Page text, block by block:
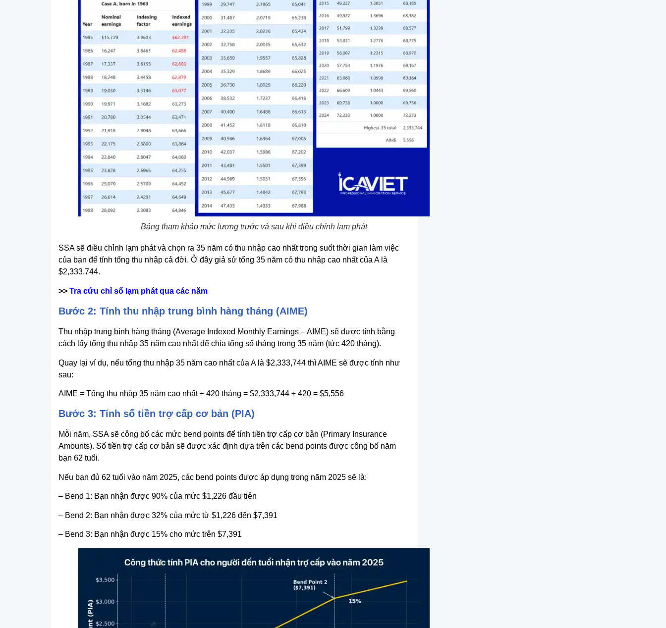
Bảng tham khảo mức lương trước và sau khi điều chỉnh lạm phát
SSA sẽ điều chỉnh lạm phát và chọn ra 35 năm có thu nhập cao nhất trong suốt thời gian làm việc
của bạn để tính tổng thu nhập cả đời. Ở đây giả sử tổng 35 năm có thu nhập cao nhất của A là
$2,333,744.
>> Tra cứu chỉ số lạm phát qua các năm
Bước 2: Tính thu nhập trung bình hàng tháng (AIME)
Thu nhập trung bình hàng tháng (Average Indexed Monthly Earnings – AIME) sẽ được tính bằng
cách lấy tổng thu nhập 35 năm cao nhất để chia tổng số tháng trong 35 năm (tức 420 tháng).
Quay lại ví dụ, nếu tổng thu nhập 35 năm cao nhất của A là $2,333,744 thì AIME sẽ được tính như
sau:
AIME = Tổng thu nhập 35 năm cao nhất ÷ 420 tháng = $2,333,744 ÷ 420 = $5,556
Bước 3: Tính số tiền trợ cấp cơ bản (PIA)
Mỗi năm, SSA sẽ công bố các mức bend points để tính tiền trợ cấp cơ bản (Primary Insurance
Amounts). Số tiền trợ cấp cơ bản sẽ được xác định dựa trên các bend points được công bố năm
bạn 62 tuổi.
Nếu bạn đủ 62 tuổi vào năm 2025, các bend points được áp dụng trong năm 2025 sẽ là:
– Bend 1: Bạn nhận được 90% của mức $1,226 đầu tiên
– Bend 2: Bạn nhận được 32% của mức từ $1,226 đến $7,391
– Bend 3: Bạn nhận được 15% cho mức trên $7,391